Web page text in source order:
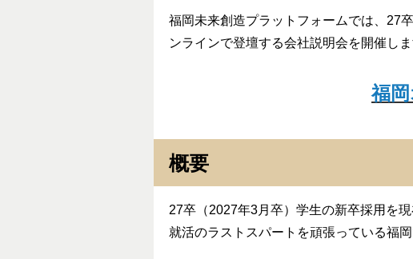
福岡未来創造プラットフォームでは、27
ンラインで登壇する会社説明会を開催しま
福
概要
27卒（2027年3月卒）学生の新卒採用を
就活のラストスパートを頑張っている福